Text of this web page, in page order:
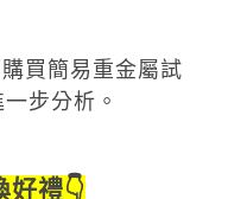
買簡易重金屬試
步分析。
好禮👇